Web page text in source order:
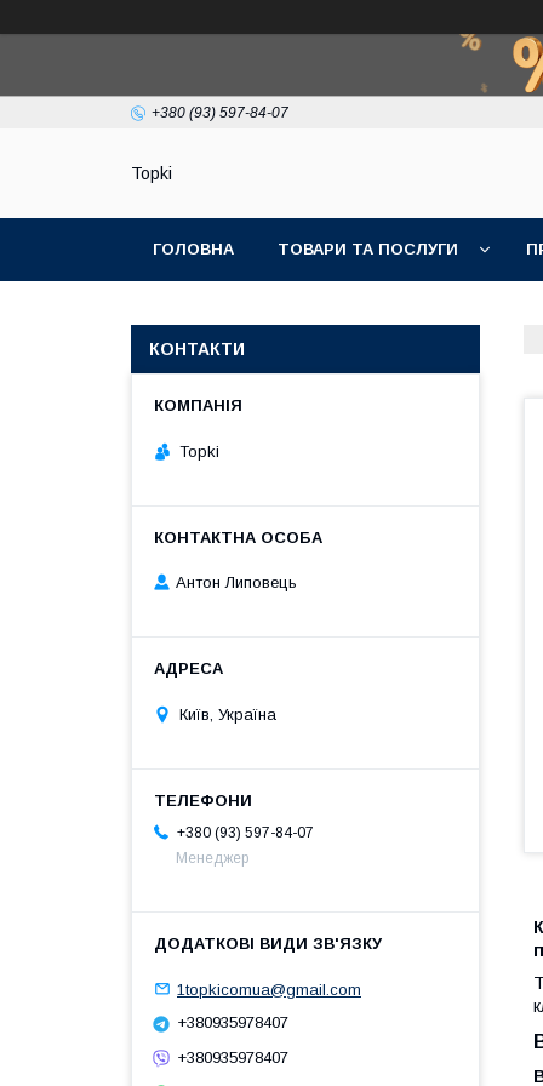
+380 (93) 597-84-07
Topki
ГОЛОВНА ТОВАРИ ТА ПОСЛУГИ
КОНТАКТИ
Topki
Антон Липовець
Київ, Україна
+380 (93) 597-84-07
Менеджер
1topkicomua@gmail.com
+380935978407
+380935978407